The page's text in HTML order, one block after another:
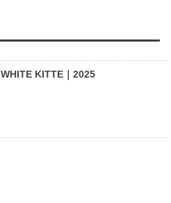
WHITE KITTE｜2025